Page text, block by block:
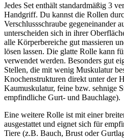
Jedes Set enthält standardmäßig 3
Handgriff. Du kannst die Rollen
Verschlussschraube gegeneinander
unterscheiden sich in ihrer
alle Körperbereiche gut massieren
lösen lassen. Die glatte Rolle kann
verwendet werden. Besonders gut
Stellen, die mit wenig Muskulatur
Knochenstrukturen direkt unter der
Kaumuskulatur, feine bzw. sehnige
empfindliche Gurt- und Bauchlage).
Eine weitere Rolle ist mit einer
ausgestattet und eignet sich für
Tiere (z.B. Bauch, Brust oder